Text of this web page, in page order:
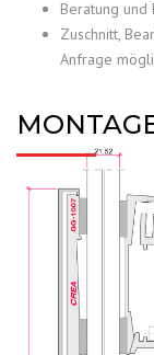
Beratung und
Zuschnitt,
Anfrage